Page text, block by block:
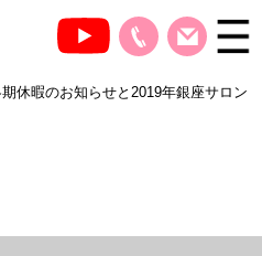
休暇のお知らせと2019年銀座サロン